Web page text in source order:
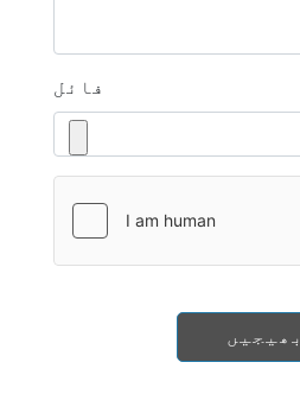
فائل
بھیجیں